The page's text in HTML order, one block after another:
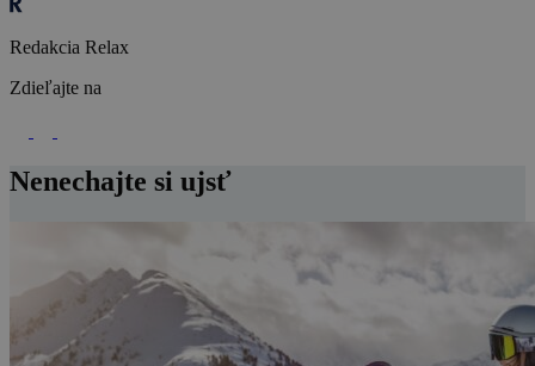
Redakcia Relax
Zdieľajte na
Nenechajte si ujsť